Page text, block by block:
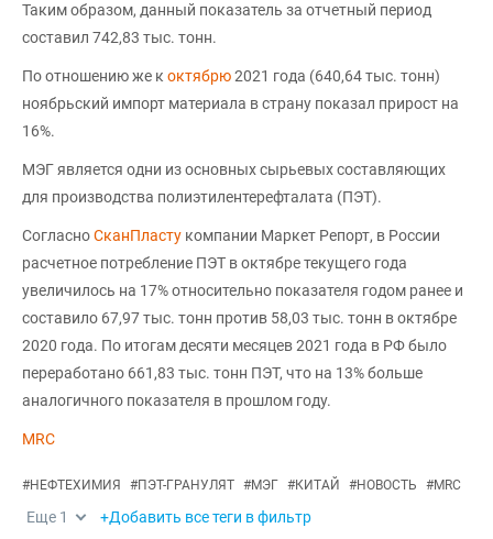
Таким образом, данный показатель за отчетный период
составил 742,83 тыс. тонн.
По отношению же к октябрю2021 года (640,64 тыс. тонн)
ноябрьский импорт материала в страну показал прирост на
16%.
МЭГ является одни из основных сырьевых составляющих
для производства полиэтилентерефталата (ПЭТ).
СогласноСканПласту компании Маркет Репорт, в России
расчетное потребление ПЭТ в октябре текущего года
увеличилось на 17% относительно показателя годом ранее и
составило 67,97 тыс. тонн против 58,03 тыс. тонн в октябре
2020 года. По итогам десяти месяцев 2021 года в РФ было
переработано 661,83 тыс. тонн ПЭТ, что на 13% больше
аналогичного показателя в прошлом году.
MRC
#НЕФТЕХИМИЯ #ПЭТ-ГРАНУЛЯТ #МЭГ #КИТАЙ #НОВОСТЬ #MRC
Еще 1 +Добавить все теги в фильтр